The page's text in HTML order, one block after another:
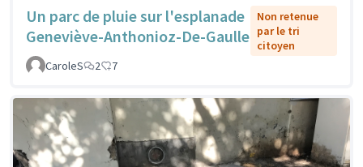
Un parc de pluie sur l'esplanade
Geneviève-Anthonioz-De-Gaulle
Non retenue
par le tri
citoyen
CaroleS
2 7